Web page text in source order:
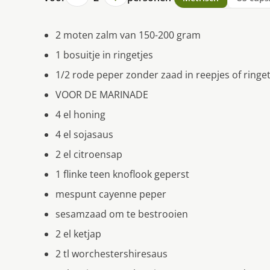
2 moten zalm van 150-200 gram
1 bosuitje in ringetjes
1/2 rode peper zonder zaad in reepjes of
VOOR DE MARINADE
4 el honing
4 el sojasaus
2 el citroensap
1 flinke teen knoflook geperst
mespunt cayenne peper
sesamzaad om te bestrooien
2 el ketjap
2 tl worchestershiresaus